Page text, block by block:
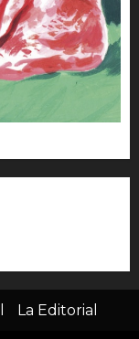
La Editorial